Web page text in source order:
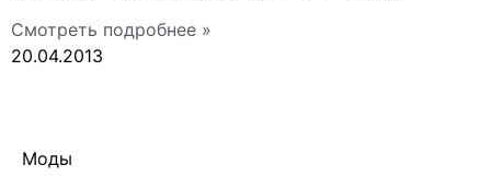
Смотреть подробнее »
20.04.2013
Моды